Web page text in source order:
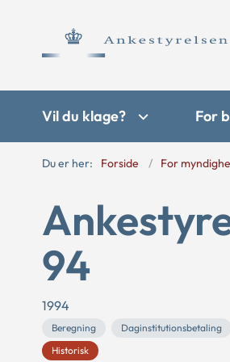
Vil du klage? For
Du er her: Forside For
94
1994
Beregning Daginstitutionsbetaling
Historisk